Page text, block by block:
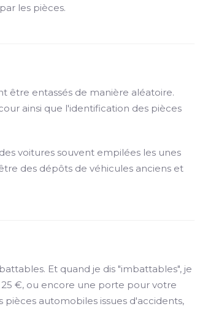
les pièces.
être entassés de manière aléatoire.
ainsi que l'identification des pièces
voitures souvent empilées les unes
des dépôts de véhicules anciens et
Et quand je dis "imbattables", je
€, ou encore une porte pour votre
automobiles issues d'accidents,